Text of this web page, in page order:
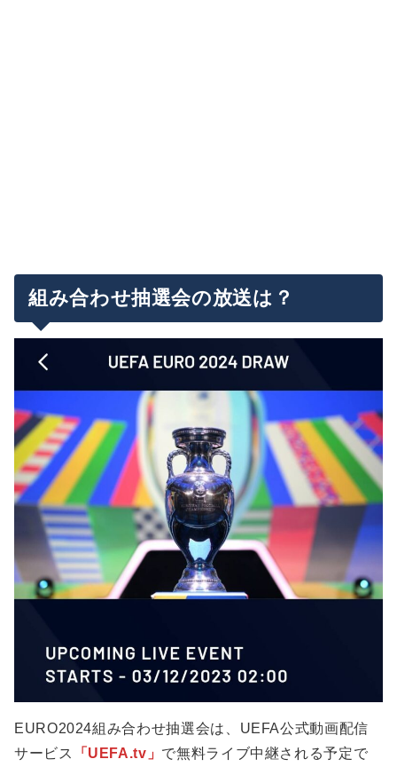
組み合わせ抽選会の放送は？
EURO2024組み合わせ抽選会は、UEFA公式動画配信
サービス
「UEFA.tv」 で無料ライブ中継される予定で